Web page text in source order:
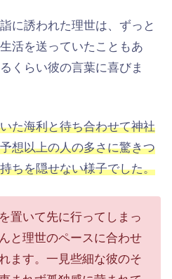
に誘われた理世は、ずっと
活を送っていたこともあ
くらい彼の言葉に喜びま
た海利と待ち合わせて神社
想以上の人の多さに驚きつ
ちを隠せない様子でした。
置いて先に行ってしまっ
と理世のペースに合わせ
ます。一見些細な彼のそ